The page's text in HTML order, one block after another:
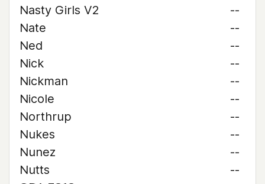
Nasty Girls V2
--
Nate
--
Ned
--
Nick
--
Nickman
--
Nicole
--
Northrup
--
Nukes
--
Nunez
--
Nutts
--